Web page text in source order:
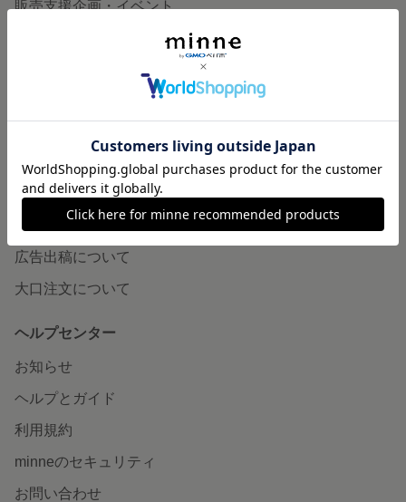
販売支援企画・イベント
minneとものづくりと
minneの本
企業の方へ
広告出稿について
大口注文について
ヘルプセンター
お知らせ
ヘルプとガイド
利用規約
minneのセキュリティ
お問い合わせ